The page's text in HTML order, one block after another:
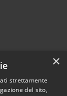
×
strettamente
del sito,